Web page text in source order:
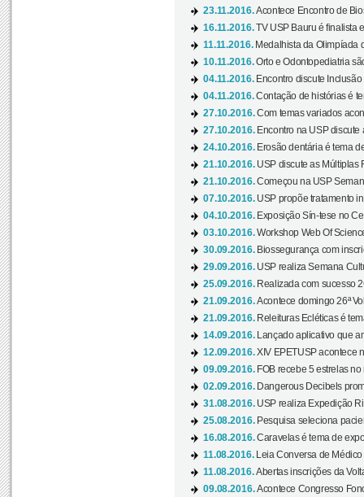
23.11.2016.Acontece Encontro de
16.11.2016.TV USP Bauru é finalista
11.11.2016. Medalhista da Olimpíada
10.11.2016.Orto e Odontopediatria
04.11.2016. Encontro discute
04.11.2016.Contação de histórias é
27.10.2016.Com temas variados
27.10.2016. Encontro na USP discute
24.10.2016. Erosão dentária é tema
21.10.2016. USP discute as Múltiplas
21.10.2016.Começou na USP
07.10.2016. USP propõe tratamento
04.10.2016. Exposição Sín-tese no
03.10.2016.Workshop Web Of
30.09.2016. Biossegurança com
29.09.2016. USP realiza Semana
25.09.2016. Realizada com sucesso
21.09.2016.Acontece domingo 26ª
21.09.2016. Releituras Ecléticas é
14.09.2016.
Lançado aplicativo que
12.09.2016.XIV EPETUSP acontece
09.09.2016. FOB recebe 5 estrelas
02.09.2016. Dangerous Decibels
31.08.2016. USP realiza Expedição
25.08.2016. Pesquisa seleciona
16.08.2016.Caravelas é tema de
11.08.2016.
Leia Conversa de
11.08.2016.Abertas inscrições da
09.08.2016.Acontece Congresso